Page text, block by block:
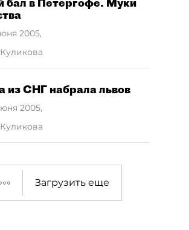
2005,
из СНГ набрала львов
2005,
Загрузить еще